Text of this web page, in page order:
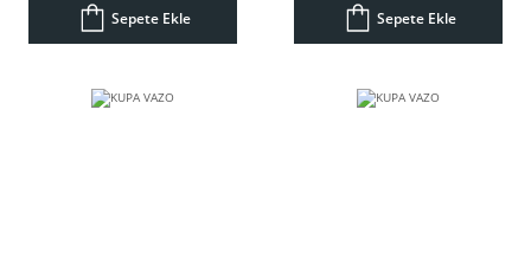
Sepete Ekle Sepete Ekle